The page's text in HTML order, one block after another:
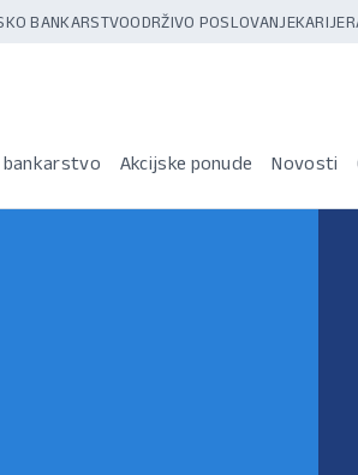
BANKARSTVOODRŽIVO POSLOVANJE
bankarstvo Akcijske ponude Novosti